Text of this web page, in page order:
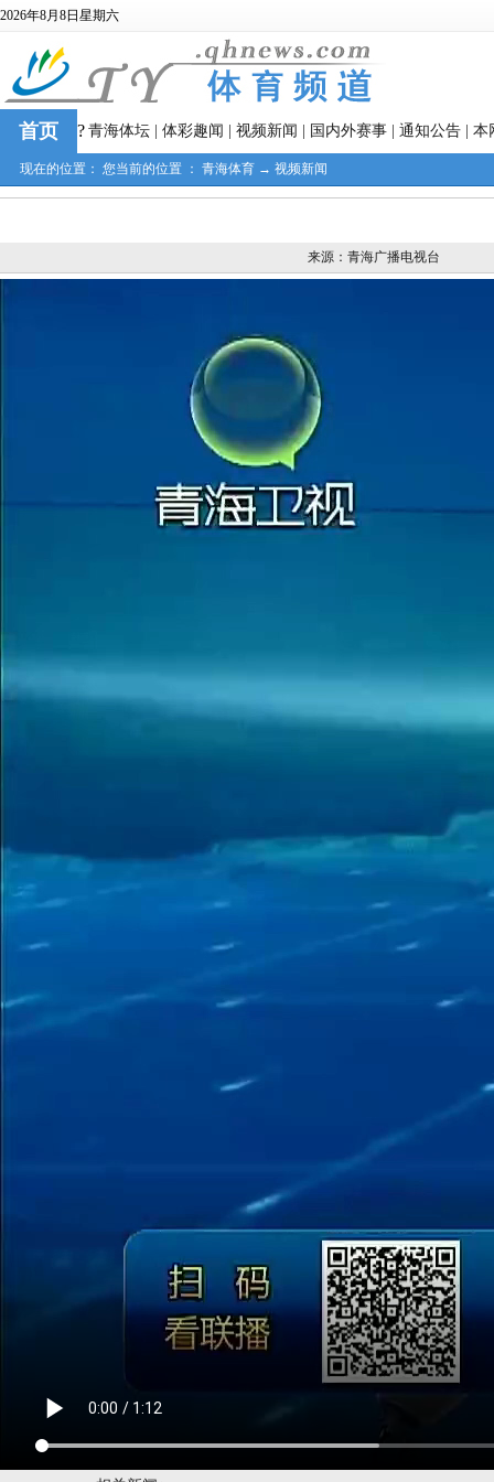
2026年8月8日星期六
首页 ? 青海体坛 体彩趣闻 视频新闻 国内外赛事 通知公告 本
现在的位置： 您当前的位置 ： 青海体育 → 视频新闻
来源：青海广播电视台